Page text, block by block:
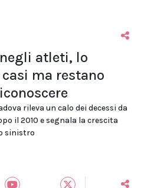
atleti, lo
ma restano
rileva un calo dei decessi da
il 2010 e segnala la crescita
sinistro